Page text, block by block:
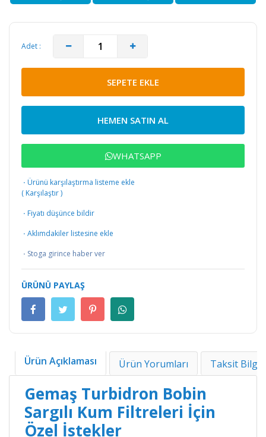
Adet :
SEPETE EKLE
HEMEN SATIN AL
WHATSAPP
· Ürünü karşılaştırma listeme ekle
( Karşılaştır)
· Fiyatı düşünce bildir
· Aklımdakiler listesine ekle
· Stoga girince haber ver
ÜRÜNÜ PAYLAŞ
Ürün Açıklaması Ürün Yorumları Taksit
Gemaş Turbidron Bobin
Sargılı Kum Filtreleri İçin
Özel İstekler